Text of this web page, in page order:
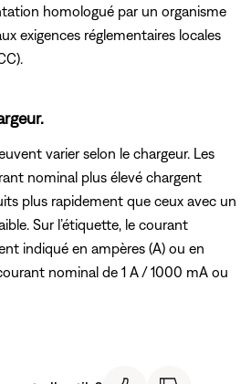
homologué par un organisme
exigences réglementaires locales
varier selon le chargeur. Les
nominal plus élevé chargent
plus rapidement que ceux avec un
Sur l’étiquette, le courant
indiqué en ampères (A) ou en
nominal de 1 A / 1000 mA ou